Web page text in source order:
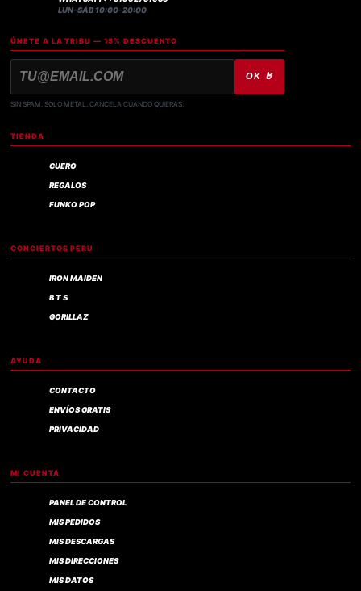
LUN–SÁB 10:00–20:00
ÚNETE A LA TRIBU — 15% DESCUENTO
OK 🤘
SIN SPAM. SOLO METAL. CANCELA CUANDO QUIERAS.
TIENDA
CUERO
REGALOS
FUNKO POP
CONCIERTOS PERU
IRON MAIDEN
B T S
GORILLAZ
AYUDA
CONTACTO
ENVÍOS GRATIS
PRIVACIDAD
MI CUENTA
PANEL DE CONTROL
MIS PEDIDOS
MIS DESCARGAS
MIS DIRECCIONES
MIS DATOS